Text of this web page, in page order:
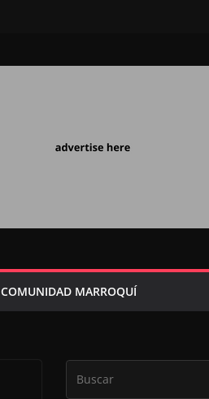
COMUNIDAD MARROQUÍ